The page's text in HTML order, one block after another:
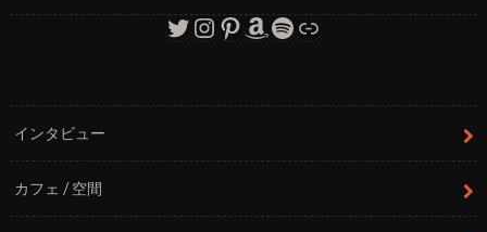
Twitter
Instagram
Pinterest
Amazon
Spotify
リンク
インタビュー
カフェ / 空間